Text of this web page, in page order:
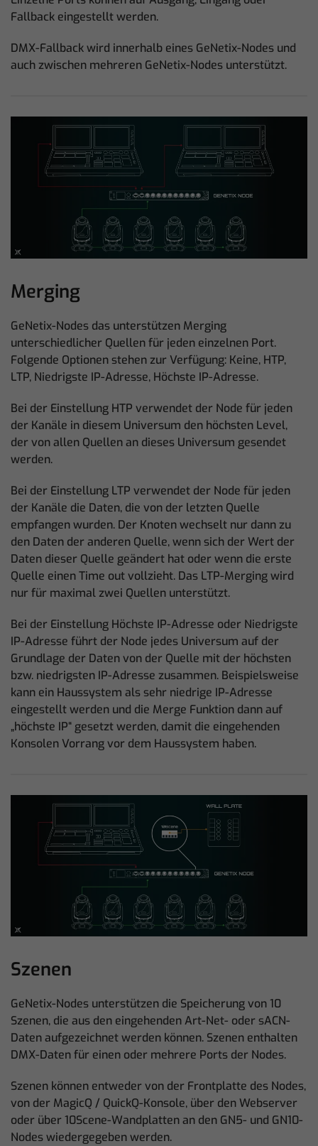
Fallback eingestellt werden.
DMX-Fallback wird innerhalb eines GeNetix-Nodes und
auch zwischen mehreren GeNetix-Nodes unterstützt.
Merging
GeNetix-Nodes das unterstützen Merging
unterschiedlicher Quellen für jeden einzelnen Port.
Folgende Optionen stehen zur Verfügung: Keine, HTP,
LTP, Niedrigste IP-Adresse, Höchste IP-Adresse.
Bei der Einstellung HTP verwendet der Node für jeden
der Kanäle in diesem Universum den höchsten Level,
der von allen Quellen an dieses Universum gesendet
werden.
Bei der Einstellung LTP verwendet der Node für jeden
der Kanäle die Daten, die von der letzten Quelle
empfangen wurden. Der Knoten wechselt nur dann zu
den Daten der anderen Quelle, wenn sich der Wert der
Daten dieser Quelle geändert hat oder wenn die erste
Quelle einen Time out vollzieht. Das LTP-Merging wird
nur für maximal zwei Quellen unterstützt.
Bei der Einstellung Höchste IP-Adresse oder Niedrigste
IP-Adresse führt der Node jedes Universum auf der
Grundlage der Daten von der Quelle mit der höchsten
bzw. niedrigsten IP-Adresse zusammen. Beispielsweise
kann ein Haussystem als sehr niedrige IP-Adresse
eingestellt werden und die Merge Funktion dann auf
„höchste IP“ gesetzt werden, damit die eingehenden
Konsolen Vorrang vor dem Haussystem haben.
Szenen
GeNetix-Nodes unterstützen die Speicherung von 10
Szenen, die aus den eingehenden Art-Net- oder sACN-
Daten aufgezeichnet werden können. Szenen enthalten
DMX-Daten für einen oder mehrere Ports der Nodes.
Szenen können entweder von der Frontplatte des Nodes,
von der MagicQ / QuickQ-Konsole, über den Webserver
oder über 10Scene-Wandplatten an den GN5- und GN10-
Nodes wiedergegeben werden.